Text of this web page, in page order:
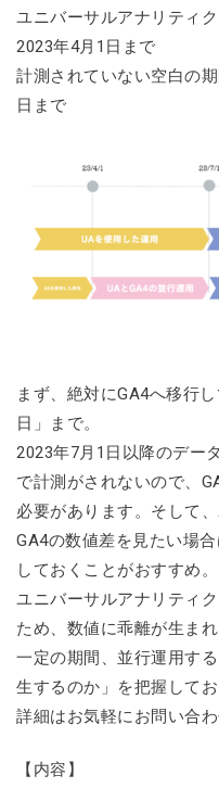
ユニバーサルアナリティ
2023年4月1日まで
計測されていない空白の
日まで
まず、絶対にGA4へ移行
日」まで。
2023年7月1日以降のデー
で計測がされないので、
必要があります。そして
GA4の数値差を見たい場
しておくことがおすすめ。
ユニバーサルアナリティ
ため、数値に乖離が生まれ
一定の期間、並行運用す
生するのか」を把握してお
詳細はお気軽にお問い合わ
【内容】